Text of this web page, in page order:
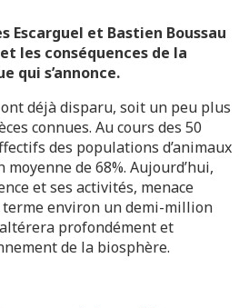
Escarguel et Bastien Boussau
les conséquences de la
qui s’annonce.
déjà disparu, soit un peu plus
connues. Au cours des 50
des populations d’animaux
de 68%. Aujourd’hui,
et ses activités, menace
terme environ un demi-million
profondément et
de la biosphère.